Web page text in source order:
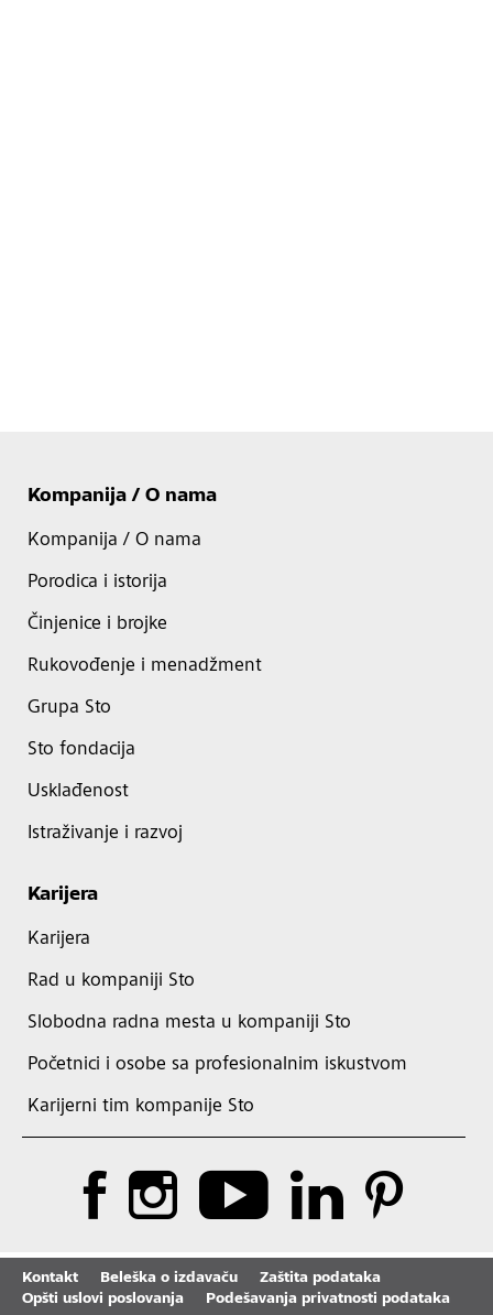
Kompanija / O nama
Kompanija / O nama
Porodica i istorija
Činjenice i brojke
Rukovođenje i menadžment
Grupa Sto
Sto fondacija
Usklađenost
Istraživanje i razvoj
Karijera
Karijera
Rad u kompaniji Sto
Slobodna radna mesta u kompaniji Sto
Početnici i osobe sa profesionalnim iskustvom
Karijerni tim kompanije Sto
Kontakt Beleška o izdavaču
Zaštita podataka
Opšti uslovi poslovanja
Podešavanja privatnosti podataka